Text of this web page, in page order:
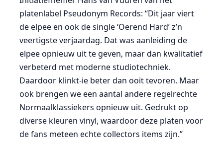
platenlabel Pseudonym Records: “Dit jaar viert
de elpee en ook de single ‘Oerend Hard’ z’n
veertigste verjaardag. Dat was aanleiding de
elpee opnieuw uit te geven, maar dan kwalitatief
verbeterd met moderne studiotechniek.
Daardoor klinkt-ie beter dan ooit tevoren. Maar
ook brengen we een aantal andere regelrechte
Normaalklassiekers opnieuw uit. Gedrukt op
diverse kleuren vinyl, waardoor deze platen voor
de fans meteen echte collectors items zijn.”